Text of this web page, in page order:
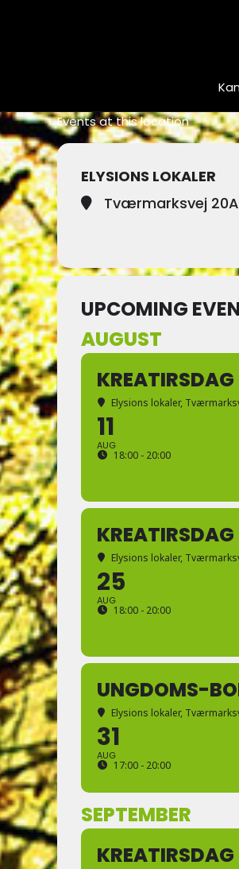
Events at this location
ELYSIONS LOKALER
Tværmarksvej
UPCOMING
AUGUST
KREATIRSDAG
Elysions lokaler,
11
AUG
18:00 - 20:00
KREATIRSDAG
Elysions lokaler,
25
AUG
18:00 - 20:00
UNGDOMS-
Elysions lokaler,
31
AUG
17:00 - 20:00
SEPTEMBER
KREATIRSDAG